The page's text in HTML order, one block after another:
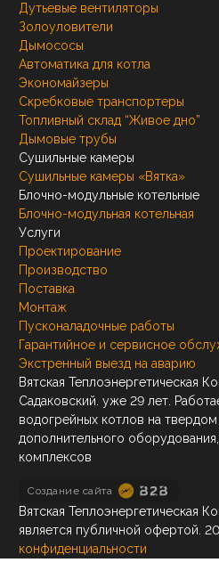
Дутьевые вентиляторы
Золоуловители
Дымососы
Автоматика для котла
Экономайзеры
Скребковые транспортеры
Топливный склад “Живое дно”
Дымовые трубы
Сушильные камеры
Сушильные камеры «Вятка»
Блочно-модульные котельные
Блочно-модульная котельная
Услуги
Проектирование
Производство
Поставка
Монтаж
Пусконаладочные работы
Гарантийное и сервисное
Экстренный выезд на аварию
Вятская Теплоэнергетическая
Садаковский. уже 29 лет.
водогрейных котлов на твердом
дополнительного
комплексов
Создание сайта
Вятская Теплоэнергетическая
является публичной офертой.
конфиденциальности